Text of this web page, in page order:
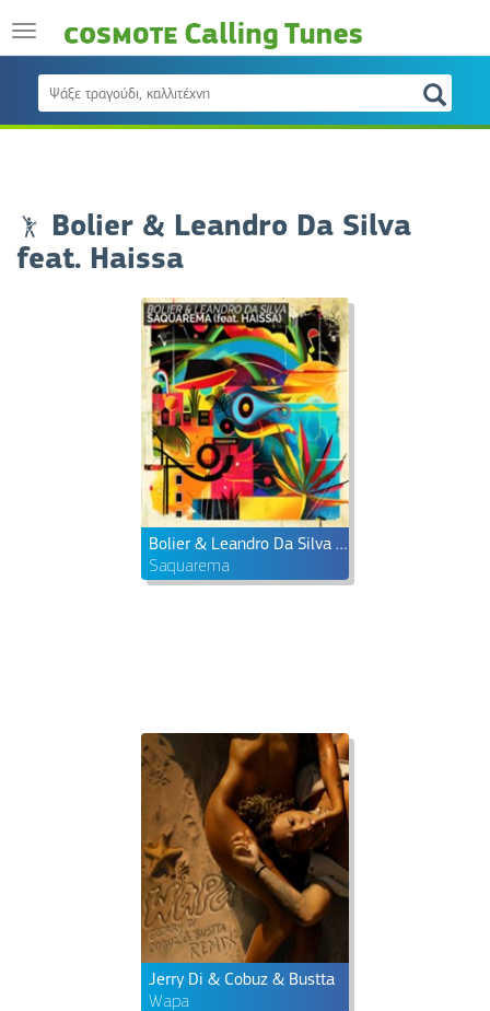
Bolier & Leandro Da Silva
feat. Haissa
Bolier & Leandro Da Silva feat. Haissa
Saquarema
Jerry Di & Cobuz & Bustta
Wapa